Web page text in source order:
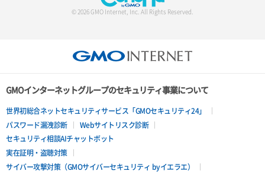
© 2026 GMO Internet, Inc. All Rights Reserved.
GMOインターネットグループのセキュリティ事業について
世界初総合ネットセキュリティサービス「GMOセキュリティ24」
パスワード漏洩診断
Webサイトリスク診断
セキュリティ相談AIチャットボット
実在証明・盗聴対策
サイバー攻撃対策（GMOサイバーセキュリティ byイエラエ）